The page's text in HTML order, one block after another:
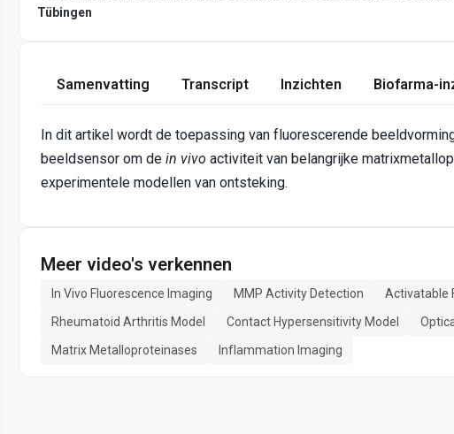
Tübingen
Samenvatting Transcript Inzichten Biofarma-
In dit artikel wordt de toepassing van fluorescerende
beeldsensor om de in vivo activiteit van belangrijke
experimentele modellen van ontsteking.
Meer video's verkennen
In Vivo Fluorescence Imaging MMP Activity Detection Activatable
Rheumatoid Arthritis Model
Contact Hypersensitivity Model
Matrix Metalloproteinases
Inflammation Imaging